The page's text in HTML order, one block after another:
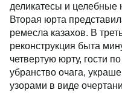
деликатесы и целебные
Вторая юрта
ремесла казахов. В
реконструкция быта
четвертую юрту, гости
убранство очага,
узорами в виде